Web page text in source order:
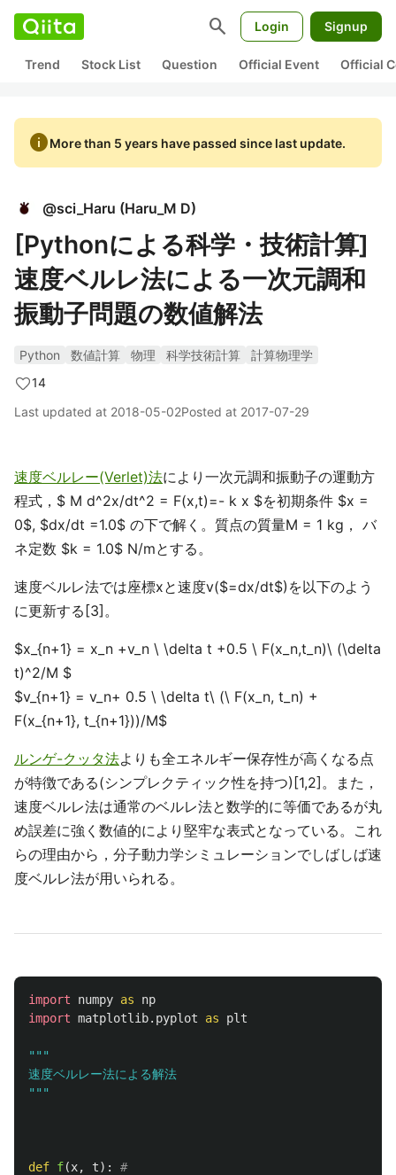
search Login Signup
Trend Stock List Question Official Event Official
infoMore than 5 years have passed since last update.
@sci_Haru (Haru_M D)
[Pythonによる科学・技術計算]
速度ベルレ法による一次元調和
振動子問題の数値解法
Python 数値計算 物理 科学技術計算
計算物理学
14
Last updated at 2018-05-02Posted at 2017-07-29
速度ベルレー(Verlet)法により一次元調和振動子の運動方
程式，$ M d^2x/dt^2 = F(x,t)=- k x $を初期条件 $x =
0$, $dx/dt =1.0$ の下で解く。質点の質量M = 1 kg， バ
ネ定数 $k = 1.0$ N/mとする。
速度ベルレ法では座標xと速度v($=dx/dt$)を以下のよう
に更新する[3]。
$x_{n+1} = x_n +v_n \ \delta t +0.5 \ F(x_n,t_n)\ (\delta
t)^2/M $
$v_{n+1} = v_n+ 0.5 \ \delta t\ (\ F(x_n, t_n) +
F(x_{n+1}, t_{n+1}))/M$
ルンゲ-クッタ法よりも全エネルギー保存性が高くなる点
が特徴である(シンプレクティック性を持つ)[1,2]。また，
速度ベルレ法は通常のベルレ法と数学的に等価であるが丸
め誤差に強く数値的により堅牢な表式となっている。これ
らの理由から，分子動力学シミュレーションでしばしば速
度ベルレ法が用いられる。
import numpy as
np
import matplotlib.pyplot as plt
"""
"""
def f(x, t):